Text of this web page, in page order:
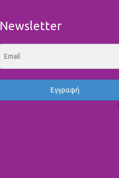
Newsletter
Εγγραφή